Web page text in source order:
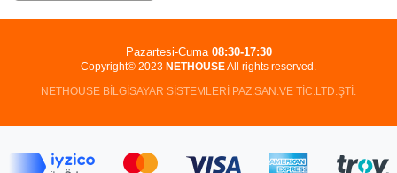
Copyright© 2023 NETHOUSEAll rights reserved.
NETHOUSE BİLGİSAYAR SİSTEMLERİ PAZ.SAN.VE TİC.LTD.ŞTİ.
Pazartesi-Cuma 08:30-17:30